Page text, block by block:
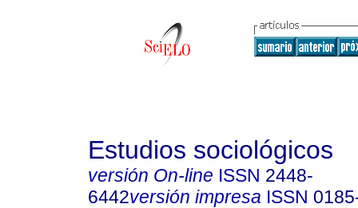
Estudios sociológicos
versión On-line ISSN 2448-
6442versión impresa ISSN